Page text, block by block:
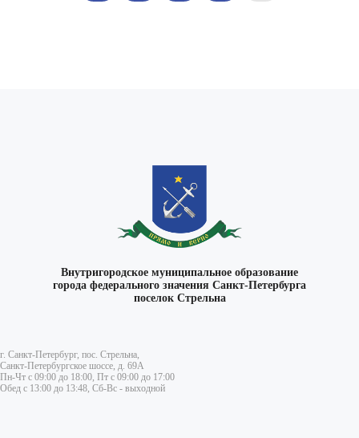
Внутригородское муниципальное образование
города федерального значения Санкт-Петербурга
поселок Стрельна
г. Санкт-Петербург, пос. Стрельна,
Санкт-Петербургское шоссе, д. 69А
Пн-Чт с 09:00 до 18:00, Пт с 09:00 до 17:00
Обед с 13:00 до 13:48, Сб-Вс - выходной